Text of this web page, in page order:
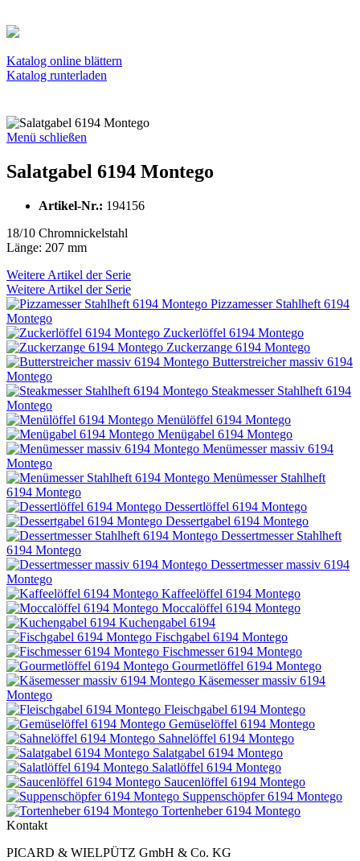
Katalog online blättern
Katalog runterladen
Menü schließen
Salatgabel 6194 Montego
Artikel-Nr.: 194156
18/10 Chromnickelstahl
Länge: 207 mm
Weitere Artikel der Serie
Weitere Artikel der Serie
Pizzamesser Stahlheft 6194
Montego
Zuckerlöffel 6194 Montego
Zuckerzange 6194 Montego
Butterstreicher massiv 6194
Montego
Steakmesser Stahlheft 6194
Montego
Menülöffel 6194 Montego
Menügabel 6194 Montego
Menümesser massiv 6194
Montego
Menümesser Stahlheft
6194 Montego
Dessertlöffel 6194 Montego
Dessertgabel 6194 Montego
Dessertmesser Stahlheft
6194 Montego
Dessertmesser massiv 6194
Montego
Kaffeelöffel 6194 Montego
Moccalöffel 6194 Montego
Kuchengabel 6194
Fischgabel 6194 Montego
Fischmesser 6194 Montego
Gourmetlöffel 6194 Montego
Käsemesser massiv 6194
Montego
Fleischgabel 6194 Montego
Gemüselöffel 6194 Montego
Sahnelöffel 6194 Montego
Salatgabel 6194 Montego
Salatlöffel 6194 Montego
Saucenlöffel 6194 Montego
Suppenschöpfer 6194 Montego
Tortenheber 6194 Montego
Kontakt
PICARD & WIELPÜTZ GmbH & Co. KG